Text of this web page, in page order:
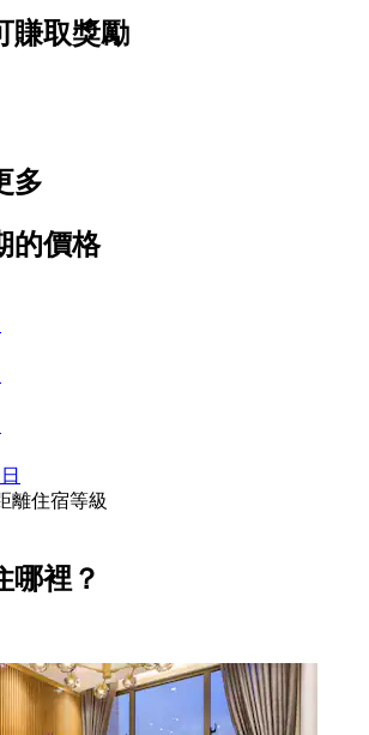
賺取獎勵
多
的價格
離住宿等級
哪裡？